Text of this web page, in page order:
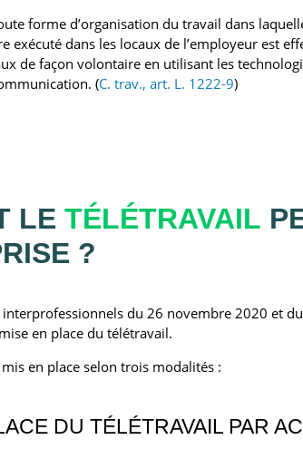
forme d’organisation du travail dans
exécuté dans les locaux de l’employeur est
de façon volontaire en utilisant les
(C. trav., art. L. 1222-9)
LE TÉLÉTRAVAIL
?
interprofessionnels du 26 novembre 2020 et
en place du télétravail.
en place selon trois modalités :
DU TÉLÉTRAVAIL PAR